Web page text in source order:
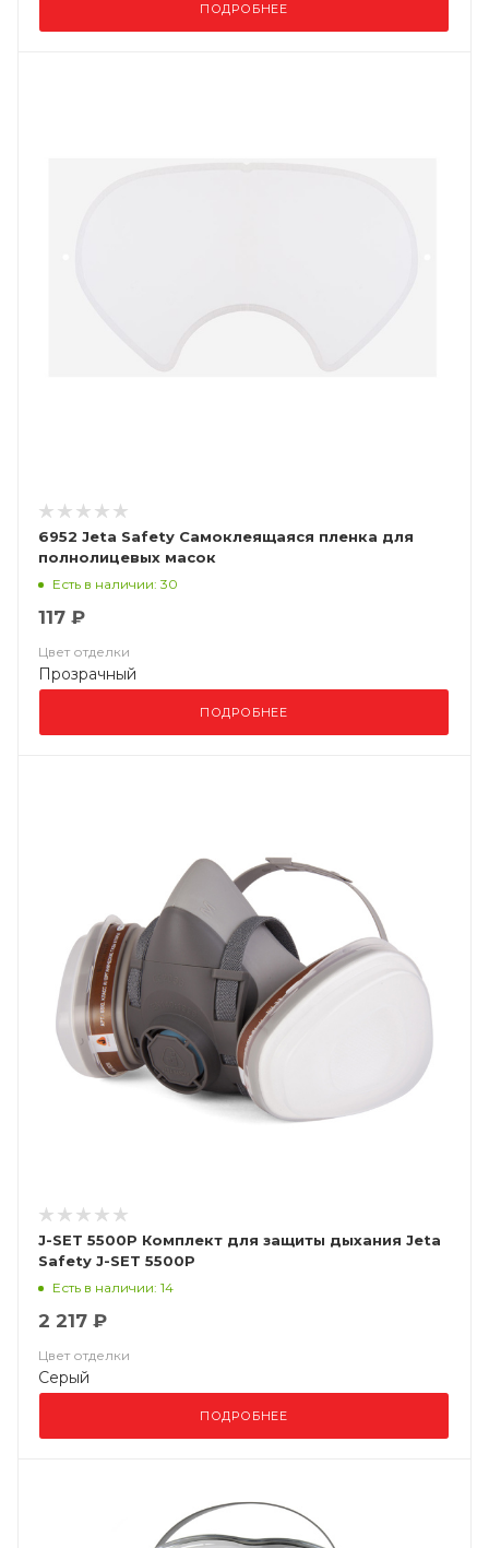
ПОДРОБНЕЕ
6952 Jeta Safety Самоклеящаяся пленка для
полнолицевых масок
Есть в наличии: 30
117 ₽
Цвет отделки
Прозрачный
ПОДРОБНЕЕ
J-SET 5500P Комплект для защиты дыхания Jeta
Safety J-SET 5500P
Есть в наличии: 14
2 217 ₽
Цвет отделки
Серый
ПОДРОБНЕЕ